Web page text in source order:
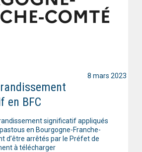
en BFC
significatif appliqués
en Bourgogne-Franche-
d’être arrêtés par le Préfet de
à télécharger
8 mars 2023